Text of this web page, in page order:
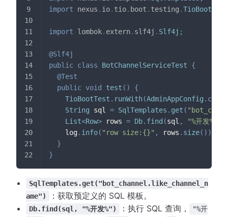
import
nexus . io. tio. boot . testing .TioBootTest
import lombok. extern. slf4j . Slf4j ;
@Slf4j
public class BotChannelServiceTest
{
@Test
public void test ( )
{
TioBootTest . runWith(AdminAppConfig . class
String sql = SqlTemplates . get (
List<Row> rows = Db. find (sql , "%开发%"
    log
. info( "row size:{}" , rows . size( ) )
}
}
SqlTemplates.get("bot_channel.like_channel_n
ame")
：获取预定义的 SQL 模板。
Db.find(sql, "%开发%") ：执行 SQL 查询， "%开